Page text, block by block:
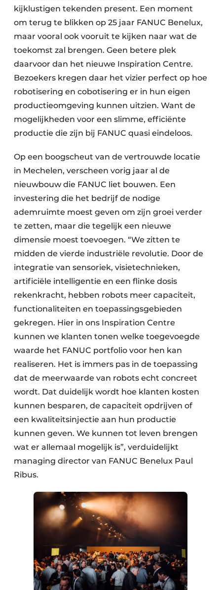
kijklustigen tekenden present. Een moment
om terug te blikken op 25 jaar FANUC Benelux,
maar vooral ook vooruit te kijken naar wat de
toekomst zal brengen. Geen betere plek
daarvoor dan het nieuwe Inspiration Centre.
Bezoekers kregen daar het vizier perfect op hoe
robotisering en cobotisering er in hun eigen
productieomgeving kunnen uitzien. Want de
mogelijkheden voor een slimme, efficiënte
productie die zijn bij FANUC quasi eindeloos.
Op een boogscheut van de vertrouwde locatie
in Mechelen, verscheen vorig jaar al de
nieuwbouw die FANUC liet bouwen. Een
investering die het bedrijf de nodige
ademruimte moest geven om zijn groei verder
te zetten, maar die tegelijk een nieuwe
dimensie moest toevoegen. “We zitten te
midden de vierde industriële revolutie. Door de
integratie van sensoriek, visietechnieken,
artificiële intelligentie en een flinke dosis
rekenkracht, hebben robots meer capaciteit,
functionaliteiten en toepassingsgebieden
gekregen. Hier in ons Inspiration Centre
kunnen we klanten tonen welke toegevoegde
waarde het FANUC portfolio voor hen kan
realiseren. Het is immers pas in de toepassing
dat de meerwaarde van robots echt concreet
wordt. Dat duidelijk wordt hoe klanten kosten
kunnen besparen, de capaciteit opdrijven of
een kwaliteitsinjectie aan hun productie
kunnen geven. We kunnen tot leven brengen
wat er allemaal mogelijk is”, verduidelijkt
managing director van FANUC Benelux Paul
Ribus.